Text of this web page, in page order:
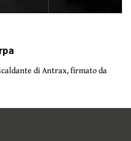
di Antrax, firmato da